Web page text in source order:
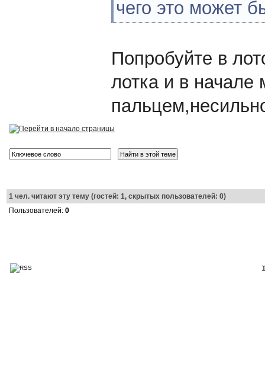
чего это может
Попробуйте в
лотка и в начале
1чел. читают эту тему (гостей: 1, скрытых пользователей: 0)
Пользователей: 0